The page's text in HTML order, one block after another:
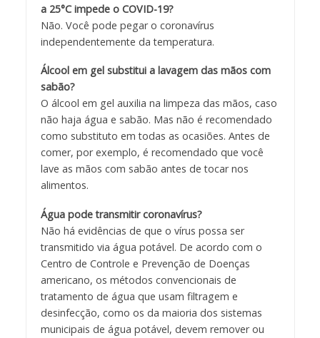
a 25°C impede o COVID-19?
Não. Você pode pegar o coronavírus
independentemente da temperatura.
Álcool em gel substitui a lavagem das mãos com
sabão?
O álcool em gel auxilia na limpeza das mãos, caso
não haja água e sabão. Mas não é recomendado
como substituto em todas as ocasiões. Antes de
comer, por exemplo, é recomendado que você
lave as mãos com sabão antes de tocar nos
alimentos.
Água pode transmitir coronavírus?
Não há evidências de que o vírus possa ser
transmitido via água potável. De acordo com o
Centro de Controle e Prevenção de Doenças
americano, os métodos convencionais de
tratamento de água que usam filtragem e
desinfecção, como os da maioria dos sistemas
municipais de água potável, devem remover ou